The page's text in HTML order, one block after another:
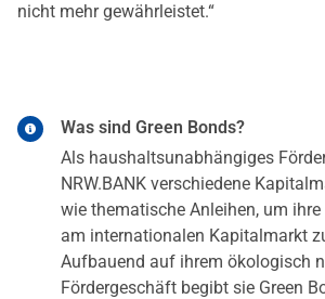
nicht mehr gewährleistet.“
Was sind Green Bonds?
Als haushaltsunabhängiges
NRW.BANK verschiedene
wie thematische Anleihen, um
am internationalen Kapitalmarkt
Aufbauend auf ihrem ökologisch
Fördergeschäft begibt sie Green